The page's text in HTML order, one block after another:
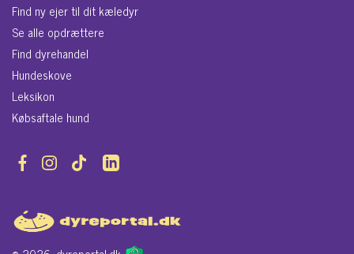
Find ny ejer til dit kæledyr
Se alle opdrættere
Find dyrehandel
Hundeskove
Leksikon
Købsaftale hund